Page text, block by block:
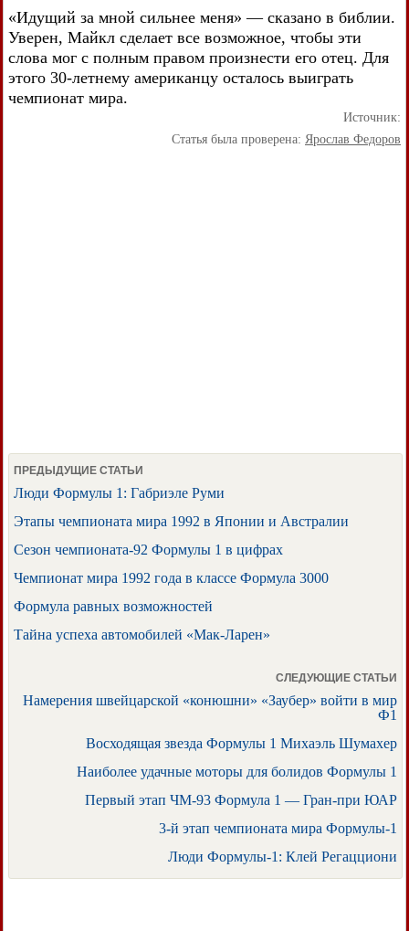
«Идущий за мной сильнее меня» — сказано в библии.
Уверен, Майкл сделает все возможное, чтобы эти
слова мог с полным правом произнести его отец. Для
этого 30-летнему американцу осталось выиграть
чемпионат мира.
Источник:
Статья была проверена: Ярослав Федоров
ПРЕДЫДУЩИЕ СТАТЬИ
Люди Формулы 1: Габриэле Руми
Этапы чемпионата мира 1992 в Японии и Австралии
Сезон чемпионата-92 Формулы 1 в цифрах
Чемпионат мира 1992 года в классе Формула 3000
Формула равных возможностей
Тайна успеха автомобилей «Мак-Ларен»
СЛЕДУЮЩИЕ СТАТЬИ
Намерения швейцарской «конюшни» «Заубер» войти в мир
Ф1
Восходящая звезда Формулы 1 Михаэль Шумахер
Наиболее удачные моторы для болидов Формулы 1
Первый этап ЧМ-93 Формула 1 — Гран-при ЮАР
3-й этап чемпионата мира Формулы-1
Люди Формулы-1: Клей Регацциони